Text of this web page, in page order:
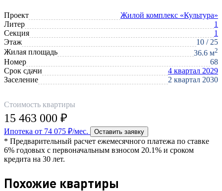
Проект
Жилой комплекс «Культура»
Литер
1
Секция
1
Этаж
10 / 25
Жилая площадь
36.6 м2
Номер
68
Срок сдачи
4 квартал 2029
Заселение
2 квартал 2030
Стоимость квартиры
15 463 000 ₽
Ипотека от 74 075 ₽/мес. Оставить заявку
* Предварительный расчет ежемесячного платежа по ставке
6% годовых с первоначальным взносом 20.1% и сроком
кредита на 30 лет.
Похожие квартиры